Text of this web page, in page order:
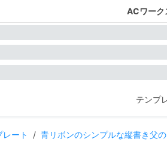
ACワーク
テンプ
ート / 青リボンのシンプルな縦書き父